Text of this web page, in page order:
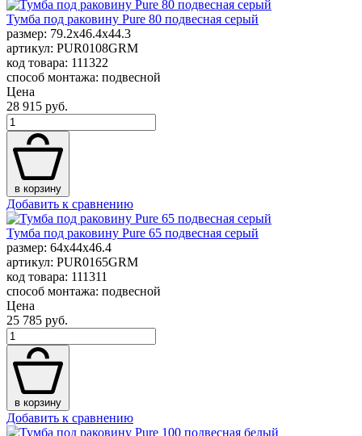
Тумба под раковину Pure 80 подвесная серый
размер: 79.2x46.4x44.3
артикул: PUR0108GRM
код товара: 111322
способ монтажа: подвесной
Цена
28 915 руб.
в корзину
Добавить к сравнению
Тумба под раковину Pure 65 подвесная серый
размер: 64x44x46.4
артикул: PUR0165GRM
код товара: 111311
способ монтажа: подвесной
Цена
25 785 руб.
в корзину
Добавить к сравнению